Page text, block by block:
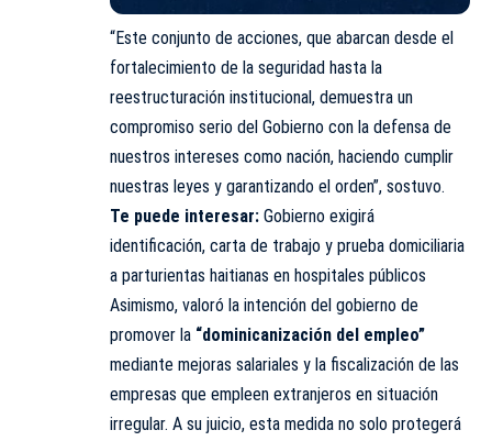
“Este conjunto de acciones, que abarcan desde el
fortalecimiento de la seguridad hasta la
reestructuración institucional, demuestra un
compromiso serio del Gobierno con la defensa de
nuestros intereses como nación, haciendo cumplir
nuestras leyes y garantizando el orden”, sostuvo.
Te puede interesar: Gobierno exigirá
identificación, carta de trabajo y prueba domiciliaria
a parturientas haitianas en hospitales públicos
Asimismo, valoró la intención del gobierno de
promover la “dominicanización del empleo”
mediante mejoras salariales y la fiscalización de las
empresas que empleen extranjeros en situación
irregular. A su juicio, esta medida no solo protegerá